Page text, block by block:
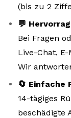
(bis zu 2
💬
Bei Fragen
Live-Chat,
Wir
🔄 Einfache
14-tägiges
beschädigte